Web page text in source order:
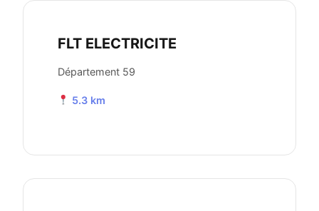
FLT ELECTRICITE
Département 59
5.3 km